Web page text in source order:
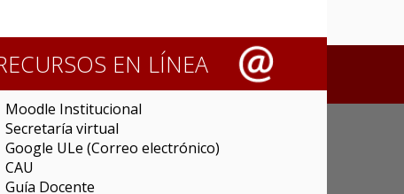
EN LÍNEA
Moodle Institucional
Secretaría virtual
Google ULe (Correo electrónico)
CAU
Guía Docente